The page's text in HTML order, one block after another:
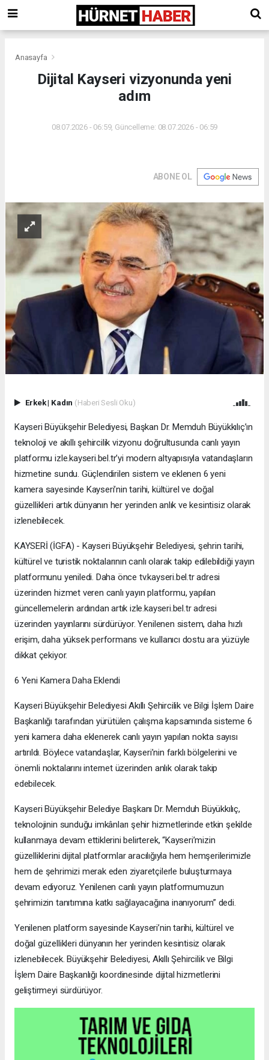
Anasayfa
Dijital Kayseri vizyonunda yeni
adım
08.07.2026 - 06:59, Güncelleme: 08.07.2026 - 06:59
ABONE OL
Erkek| Kadın (Haberi Sesli Oku)
Kayseri Büyükşehir Belediyesi, Başkan Dr. Memduh Büyükkılıç’ın
teknoloji ve akıllı şehircilik vizyonu doğrultusunda canlı yayın
platformu izle.kayseri.bel.tr’yi modern altyapısıyla vatandaşların
hizmetine sundu. Güçlendirilen sistem ve eklenen 6 yeni
kamera sayesinde Kayseri’nin tarihi, kültürel ve doğal
güzellikleri artık dünyanın her yerinden anlık ve kesintisiz olarak
izlenebilecek.
KAYSERİ (İGFA) - Kayseri Büyükşehir Belediyesi, şehrin tarihi,
kültürel ve turistik noktalarının canlı olarak takip edilebildiği yayın
platformunu yeniledi. Daha önce tv.kayseri.bel.tr adresi
üzerinden hizmet veren canlı yayın platformu, yapılan
güncellemelerin ardından artık izle.kayseri.bel.tr adresi
üzerinden yayınlarını sürdürüyor. Yenilenen sistem, daha hızlı
erişim, daha yüksek performans ve kullanıcı dostu ara yüzüyle
dikkat çekiyor.
6 Yeni Kamera Daha Eklendi
Kayseri Büyükşehir Belediyesi Akıllı Şehircilik ve Bilgi İşlem Daire
Başkanlığı tarafından yürütülen çalışma kapsamında sisteme 6
yeni kamera daha eklenerek canlı yayın yapılan nokta sayısı
artırıldı. Böylece vatandaşlar, Kayseri’nin farklı bölgelerini ve
önemli noktalarını internet üzerinden anlık olarak takip
edebilecek.
Kayseri Büyükşehir Belediye Başkanı Dr. Memduh Büyükkılıç,
teknolojinin sunduğu imkânları şehir hizmetlerinde etkin şekilde
kullanmaya devam ettiklerini belirterek, “Kayseri’mizin
güzelliklerini dijital platformlar aracılığıyla hem hemşerilerimizle
hem de şehrimizi merak eden ziyaretçilerle buluşturmaya
devam ediyoruz. Yenilenen canlı yayın platformumuzun
şehrimizin tanıtımına katkı sağlayacağına inanıyorum” dedi.
Yenilenen platform sayesinde Kayseri’nin tarihi, kültürel ve
doğal güzellikleri dünyanın her yerinden kesintisiz olarak
izlenebilecek. Büyükşehir Belediyesi, Akıllı Şehircilik ve Bilgi
İşlem Daire Başkanlığı koordinesinde dijital hizmetlerini
geliştirmeyi sürdürüyor.